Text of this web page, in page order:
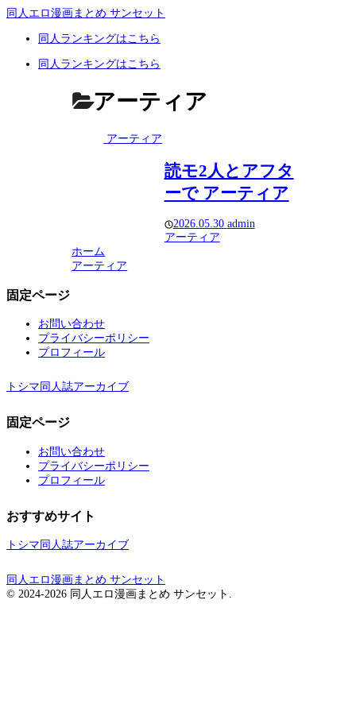
同人エロ漫画まとめ サンセット
同人ランキングはこちら
同人ランキングはこちら
アーティア
アーティア
読モ2人とアフタ
ーで アーティア
2026.05.30 admin
アーティア
ホーム
アーティア
固定ページ
お問い合わせ
プライバシーポリシー
プロフィール
トシマ同人誌アーカイブ
固定ページ
お問い合わせ
プライバシーポリシー
プロフィール
おすすめサイト
トシマ同人誌アーカイブ
同人エロ漫画まとめ サンセット
© 2024-2026 同人エロ漫画まとめ サンセット.